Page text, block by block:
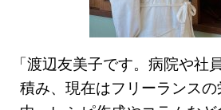
「渡辺友美子です。病院や社
積み、現在はフリーランス